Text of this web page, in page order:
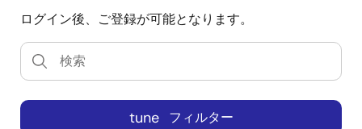
ログイン後、ご登録が可能となります。
tune フィルター